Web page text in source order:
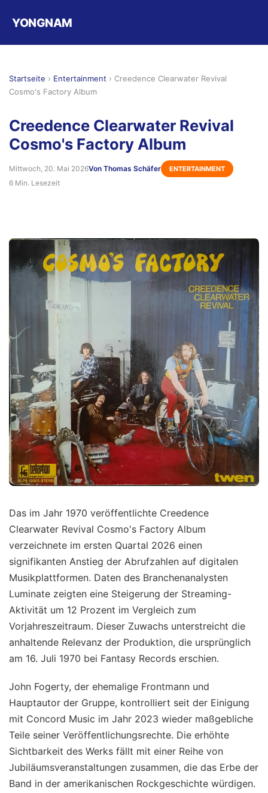
YONGNAM
Startseite › Entertainment › Creedence Clearwater Revival
Cosmo's Factory Album
Creedence Clearwater Revival
Cosmo's Factory Album
Mittwoch, 20. Mai 2026Von Thomas Schäfer ENTERTAINMENT
6 Min. Lesezeit
Das im Jahr 1970 veröffentlichte Creedence
Clearwater Revival Cosmo's Factory Album
verzeichnete im ersten Quartal 2026 einen
signifikanten Anstieg der Abrufzahlen auf digitalen
Musikplattformen. Daten des Branchenanalysten
Luminate zeigten eine Steigerung der Streaming-
Aktivität um 12 Prozent im Vergleich zum
Vorjahreszeitraum. Dieser Zuwachs unterstreicht die
anhaltende Relevanz der Produktion, die ursprünglich
am 16. Juli 1970 bei Fantasy Records erschien.
John Fogerty, der ehemalige Frontmann und
Hauptautor der Gruppe, kontrolliert seit der Einigung
mit Concord Music im Jahr 2023 wieder maßgebliche
Teile seiner Veröffentlichungsrechte. Die erhöhte
Sichtbarkeit des Werks fällt mit einer Reihe von
Jubiläumsveranstaltungen zusammen, die das Erbe der
Band in der amerikanischen Rockgeschichte würdigen.